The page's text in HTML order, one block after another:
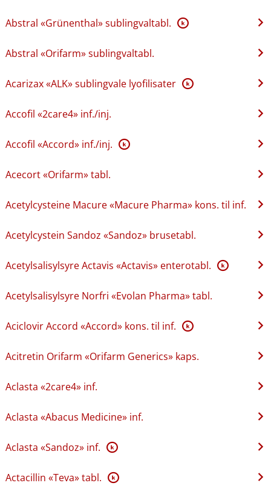
Abstral «Grünenthal» sublingvaltabl. K
Abstral «Orifarm» sublingvaltabl.
Acarizax «ALK» sublingvale lyofilisater K
Accofil «2care4» inf.​/​inj.
Accofil «Accord» inf.​/​inj. K
Acecort «Orifarm» tabl.
Acetylcysteine Macure «Macure Pharma» kons. til inf.
Acetylcystein Sandoz «Sandoz» brusetabl.
Acetylsalisylsyre Actavis «Actavis» enterotabl. K
Acetylsalisylsyre Norfri «Evolan Pharma» tabl.
Aciclovir Accord «Accord» kons. til inf. K
Acitretin Orifarm «Orifarm Generics» kaps.
Aclasta «2care4» inf.
Aclasta «Abacus Medicine» inf.
Aclasta «Sandoz» inf. K
Actacillin «Teva» tabl. K